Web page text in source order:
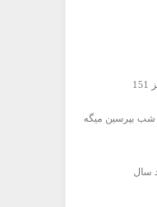
شب بپرسین میگه
سال